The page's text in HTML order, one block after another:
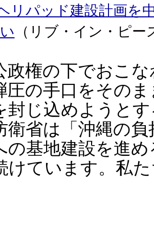
リパッド建設計画を
（リブ・イン・ピ
権の下でおこな
圧の手口をその
封じ込めようと
衛省は「沖縄の
の基地建設を進
けています。私